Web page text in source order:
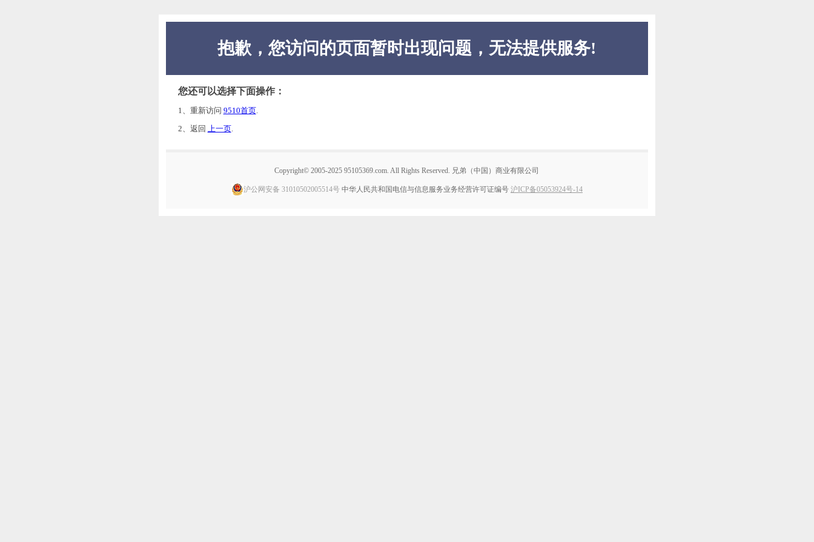
抱歉，您访问的页面暂时出现问题，无法提供服务!
您还可以选择下面操作：
1、重新访问 9510首页 .
2、返回 上一页.
Copyright© 2005-2025 95105369.com. All Rights Reserved. 兄弟（中国）商业有限公司
沪公网安备 31010502005514号中华人民共和国电信与信息服务业务经营许可证编号 沪ICP备05053924号-14